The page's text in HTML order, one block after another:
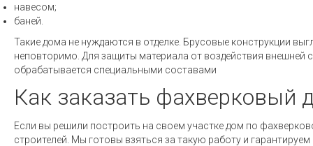
навесом;
баней.
Такие дома не нуждаются в отделке. Брусовые конструкции
неповторимо. Для защиты материала от воздействия внешней
обрабатывается специальными составами
Как заказать фахверковый
Если вы решили построить на своем участке дом по
строителей. Мы готовы взяться за такую работу и